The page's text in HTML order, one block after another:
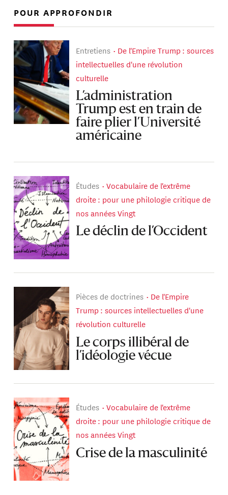
POUR APPROFONDIR
Entretiens
De l'Empire Trump : sources
intellectuelles d'une révolution
culturelle
L’administration
Trump est en train de
faire plier l’Université
américaine
Études
Vocabulaire de l'extrême
droite : pour une philologie critique de
nos années Vingt
Le déclin de l’Occident
Pièces de doctrines
De l'Empire
Trump : sources intellectuelles d'une
révolution culturelle
Le corps illibéral de
l’idéologie vécue
Études
Vocabulaire de l'extrême
droite : pour une philologie critique de
nos années Vingt
Crise de la masculinité